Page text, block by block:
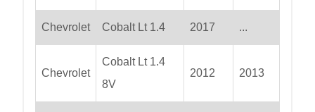
Chevrolet Cobalt Lt 1.4 2017 ...
Chevrolet
Cobalt Lt 1.4
8V
2012 2013